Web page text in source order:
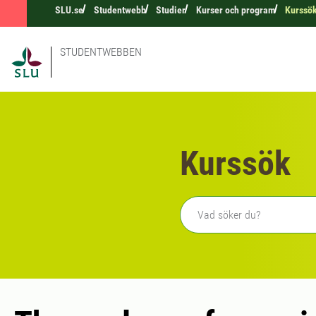
SLU.se Studentwebb Studier Kurser och program
STUDENTWEBBEN
Kurssök
Fritext sökning